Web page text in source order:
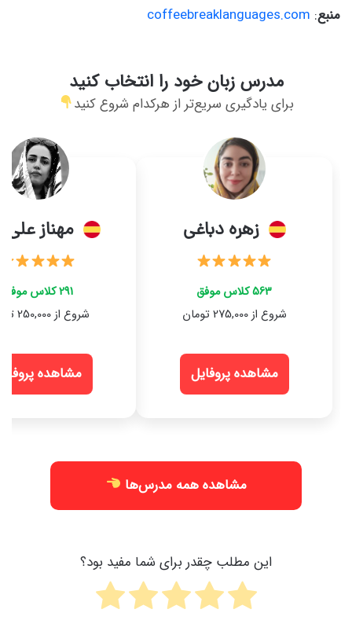
منبع:
coffeebreaklanguages.com
مدرس زبان خود را انتخاب کنید
برای یادگیری سریع‌تر از هرکدام شروع کنید
زهره دباغی
563 کلاس موفق
شروع از 275,000 تومان
مشاهده پروفایل
مهناز علی
291 کلاس موفق
شروع از 250,000 تومان
مشاهده
مشاهده همه مدرس‌ها
این مطلب چقدر برای شما مفید بود؟